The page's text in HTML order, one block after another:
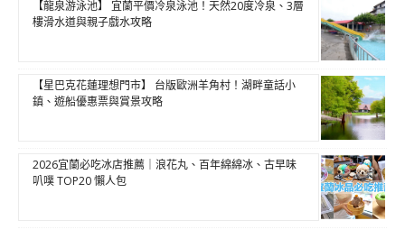
【龍泉游泳池】 宜蘭平價冷泉泳池！天然20度冷泉、3層
樓滑水道與親子戲水攻略
【星巴克花蓮理想門市】 台版歐洲羊角村！湖畔童話小
鎮、遊船優惠票與賞景攻略
2026宜蘭必吃冰店推薦｜浪花丸、百年綿綿冰、古早味
叭噗 TOP20 懶人包